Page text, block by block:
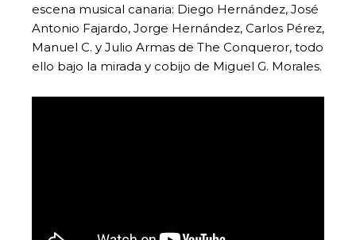
escena musical canaria: Diego Hernández, José
Antonio Fajardo, Jorge Hernández, Carlos Pérez,
Manuel C. y Julio Armas de The Conqueror, todo
ello bajo la mirada y cobijo de Miguel G. Morales.